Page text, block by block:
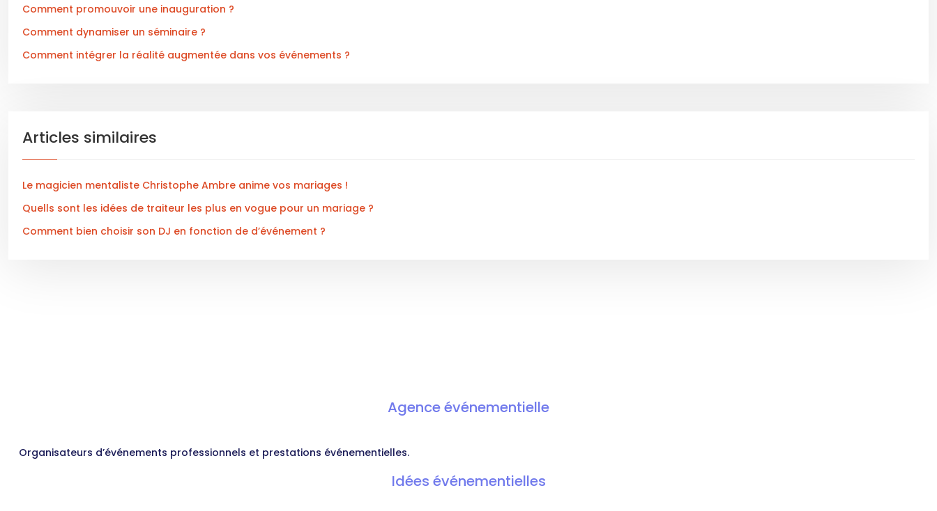
Comment promouvoir une inauguration ?
Comment dynamiser un séminaire ?
Comment intégrer la réalité augmentée dans vos événements ?
Articles similaires
Le magicien mentaliste Christophe Ambre anime vos mariages !
Quells sont les idées de traiteur les plus en vogue pour un mariage ?
Comment bien choisir son DJ en fonction de d’événement ?
Agence événementielle
Organisateurs d’événements professionnels et prestations événementielles.
Idées événementielles